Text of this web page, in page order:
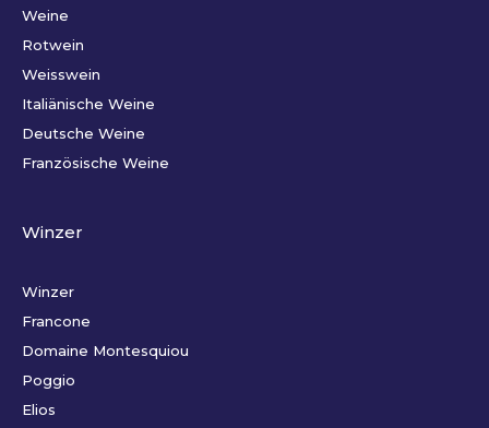
Weine
Rotwein
Weisswein
Italiänische Weine
Deutsche Weine
Französische Weine
Winzer
Winzer
Francone
Domaine Montesquiou
Poggio
Elios